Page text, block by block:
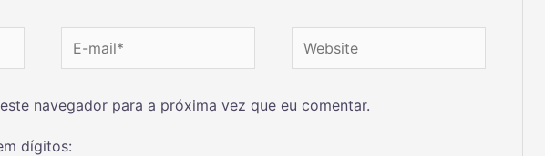
navegador para a próxima vez que eu comentar.
dígitos: